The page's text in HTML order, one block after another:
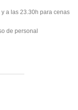
a las 23.30h para cenas
de personal